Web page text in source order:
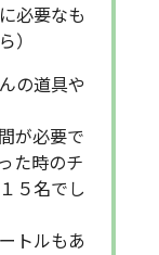
必要なも
）
の道具や
が必要で
た時のチ
５名でし
トルもあ